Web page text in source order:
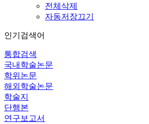
전체삭제
자동저장끄기
인기검색어
통합검색
국내학술논문
학위논문
해외학술논문
학술지
단행본
연구보고서